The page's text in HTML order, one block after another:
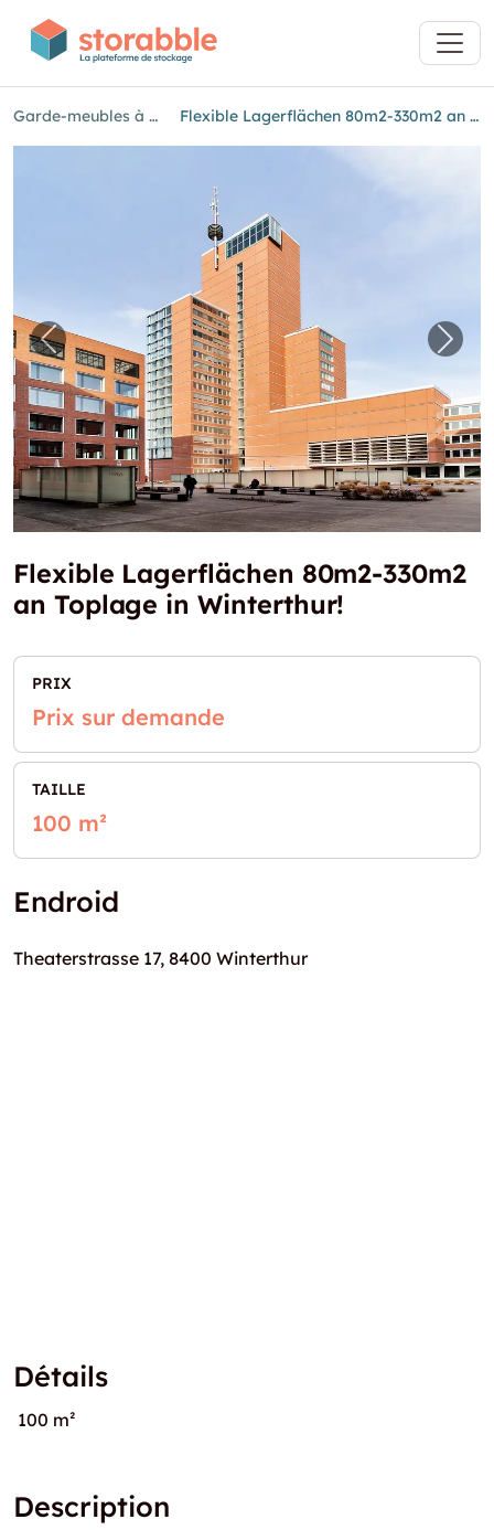
Garde-meubles à Winterthour Flexible Lagerflächen 80m2-330m2 an Toplage in Winterthur!
Image précédente pour "Flexible
Flexible Lagerflächen 80m2-330m2
an Toplage in Winterthur!
PRIX
Prix sur demande
TAILLE
100 m²
Endroid
Theaterstrasse 17, 8400 Winterthur
Détails
100 m²
Description